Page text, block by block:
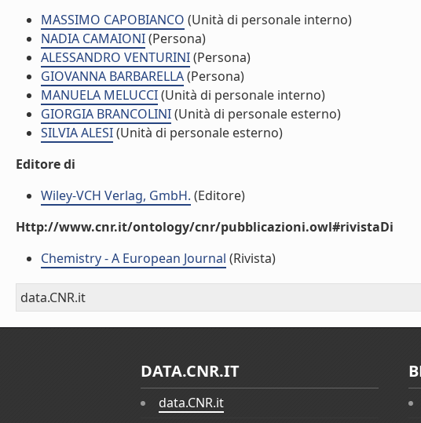
MASSIMO CAPOBIANCO (Unità di personale interno)
NADIA CAMAIONI(Persona)
ALESSANDRO VENTURINI(Persona)
GIOVANNA BARBARELLA(Persona)
MANUELA MELUCCI(Unità di personale interno)
GIORGIA BRANCOLINI(Unità di personale esterno)
SILVIA ALESI(Unità di personale esterno)
Editore di
Wiley-VCH Verlag, GmbH. (Editore)
Http://www.cnr.it/ontology/cnr/pubblicazioni.owl#rivistaDi
Chemistry - A European Journal (Rivista)
data.CNR.it
DATA.CNR.IT
data.CNR.it